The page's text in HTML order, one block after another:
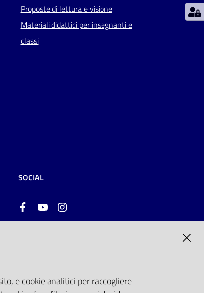
Proposte di lettura e visione
Materiali didattici per insegnanti e
classi
SOCIAL
FacebookYoutube
e cookie analitici per raccogliere